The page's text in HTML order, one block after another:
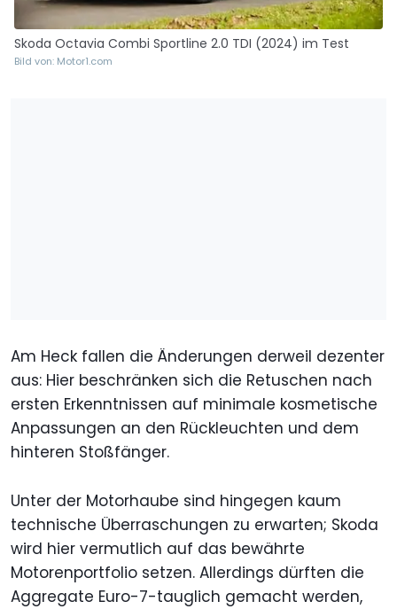
Skoda Octavia Combi Sportline 2.0 TDI (2024) im Test
Bild von: Motor1.com
Am Heck fallen die Änderungen derweil dezenter
aus: Hier beschränken sich die Retuschen nach
ersten Erkenntnissen auf minimale kosmetische
Anpassungen an den Rückleuchten und dem
hinteren Stoßfänger.
Unter der Motorhaube sind hingegen kaum
technische Überraschungen zu erwarten; Skoda
wird hier vermutlich auf das bewährte
Motorenportfolio setzen. Allerdings dürften die
Aggregate Euro-7-tauglich gemacht werden,